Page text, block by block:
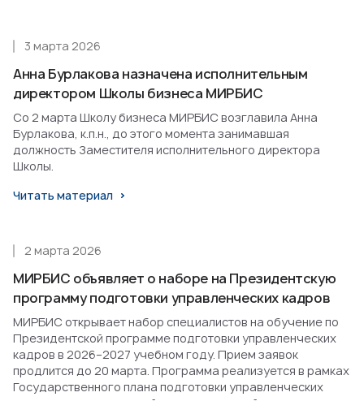
Анна Бурлакова назначена исполнительным
директором Школы бизнеса МИРБИС
3 марта 2026
Со 2 марта Школу бизнеса МИРБИС возглавила Анна
Бурлакова, к.п.н., до этого момента занимавшая
должность Заместителя исполнительного директора
Школы.
Читать материал
МИРБИС объявляет о наборе на Президентскую
программу подготовки управленческих кадров
2 марта 2026
МИРБИС открывает набор специалистов на обучение по
Президентской программе подготовки управленческих
кадров в 2026–2027 учебном году. Прием заявок
продлится до 20 марта. Программа реализуется в рамках
Государственного плана подготовки управленческих